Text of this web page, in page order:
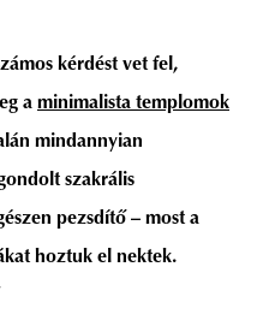
kérdést vet fel,
a minimalista templomok
mindannyian
szakrális
pezsdítő – most a
hoztuk el nektek.